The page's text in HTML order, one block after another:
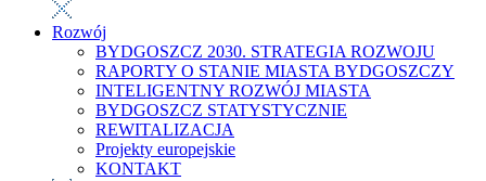
Rozwój
BYDGOSZCZ 2030. STRATEGIA ROZWOJU
RAPORTY O STANIE MIASTA BYDGOSZCZY
INTELIGENTNY ROZWÓJ MIASTA
BYDGOSZCZ STATYSTYCZNIE
REWITALIZACJA
Projekty europejskie
KONTAKT